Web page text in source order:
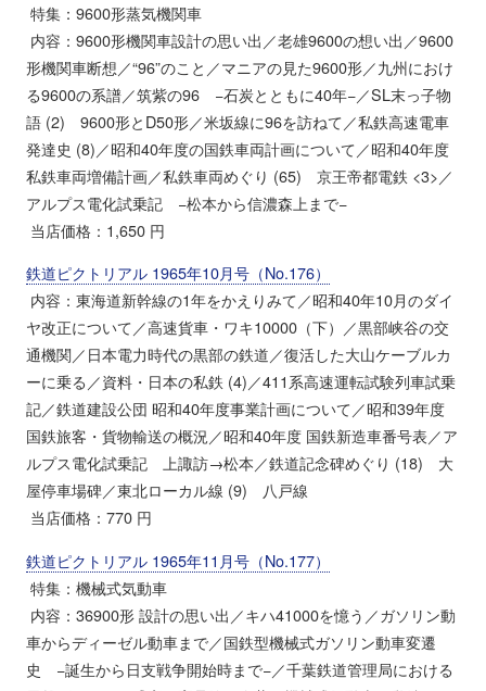
特集：9600形蒸気機関車
内容：9600形機関車設計の思い出／老雄9600の想い出／9600
形機関車断想／“96”のこと／マニアの見た9600形／九州におけ
る9600の系譜／筑紫の96 −石炭とともに40年−／SL末っ子物
語 (2) 9600形とD50形／米坂線に96を訪ねて／私鉄高速電車
発達史 (8)／昭和40年度の国鉄車両計画について／昭和40年度
私鉄車両増備計画／私鉄車両めぐり (65) 京王帝都電鉄 <3>／
アルプス電化試乗記 −松本から信濃森上まで−
当店価格：1,650 円
鉄道ピクトリアル 1965年10月号（No.176）
内容：東海道新幹線の1年をかえりみて／昭和40年10月のダイ
ヤ改正について／高速貨車・ワキ10000（下）／黒部峡谷の交
通機関／日本電力時代の黒部の鉄道／復活した大山ケーブルカ
ーに乗る／資料・日本の私鉄 (4)／411系高速運転試験列車試乗
記／鉄道建設公団 昭和40年度事業計画について／昭和39年度
国鉄旅客・貨物輸送の概況／昭和40年度 国鉄新造車番号表／ア
ルプス電化試乗記 上諏訪→松本／鉄道記念碑めぐり (18) 大
屋停車場碑／東北ローカル線 (9) 八戸線
当店価格：770 円
鉄道ピクトリアル 1965年11月号（No.177）
特集：機械式気動車
内容：36900形 設計の思い出／キハ41000を憶う／ガソリン動
車からディーゼル動車まで／国鉄型機械式ガソリン動車変遷
史 −誕生から日支戦争開始時まで−／千葉鉄道管理局における